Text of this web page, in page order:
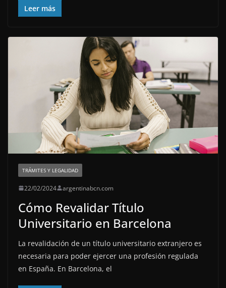
Leer más
TRÁMITES Y LEGALIDAD
22/02/2024 argentinabcn.com
Cómo Revalidar Título
Universitario en Barcelona
La revalidación de un título universitario extranjero es
necesaria para poder ejercer una profesión regulada
en España. En Barcelona, el